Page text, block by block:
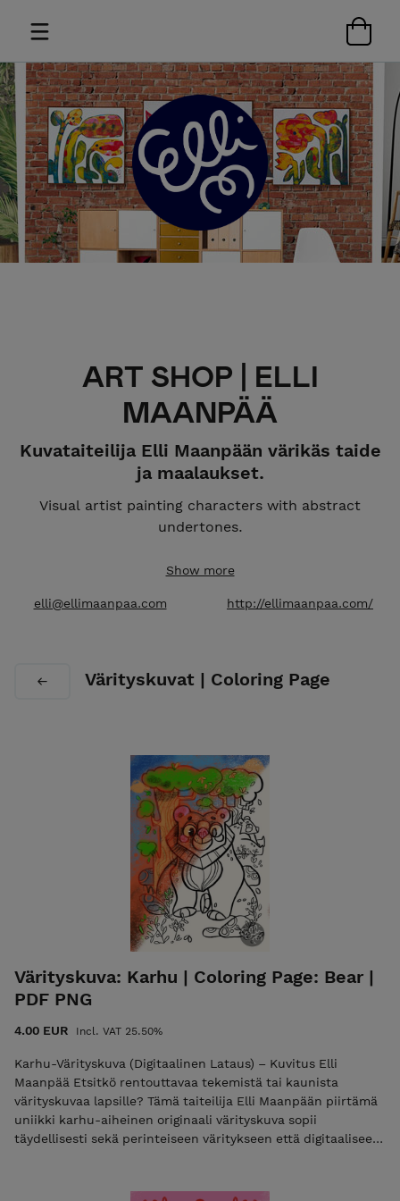
ART SHOP | ELLI
MAANPÄÄ
Kuvataiteilija Elli Maanpään värikäs taide
ja maalaukset.
Visual artist painting characters with abstract
undertones.
Meilahden Tilajakamo, Helsinki, Finland.
Show more
elli@ellimaanpaa.com http://ellimaanpaa.com/
Värityskuvat | Coloring Page
Värityskuva: Karhu | Coloring Page: Bear |
PDF PNG
4.00 EUR Incl. VAT 25.50%
Karhu-Värityskuva (Digitaalinen Lataus) – Kuvitus Elli
Maanpää Etsitkö rentouttavaa tekemistä tai kaunista
värityskuvaa lapsille? Tämä taiteilija Elli Maanpään piirtämä
uniikki karhu-aiheinen originaali värityskuva sopii
täydellisesti sekä perinteiseen väritykseen että digitaaliseen
ostotapahtuman jälkeen. Ei odottelua, pääset värittämään